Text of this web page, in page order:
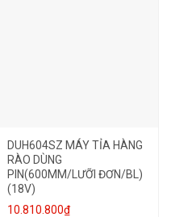
DUH604SZ MÁY TỈA HÀNG
RÀO DÙNG
PIN(600MM/LƯỠI ĐƠN/BL)
(18V)
10.810.800₫